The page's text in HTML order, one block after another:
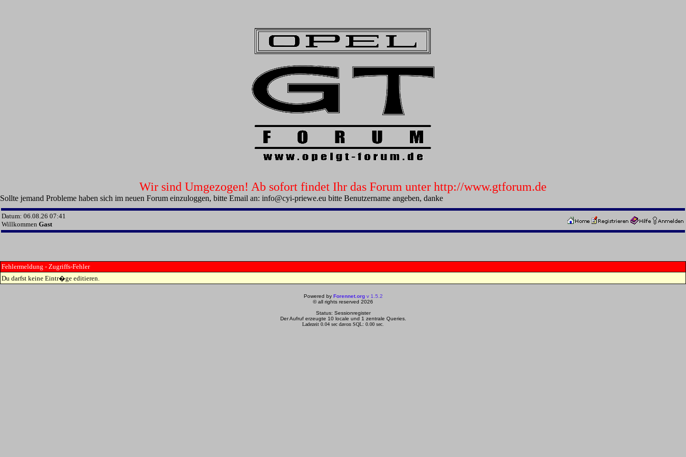
Wir sind Umgezogen! Ab sofort findet Ihr das Forum unter http://www.gtforum.de
Sollte jemand Probleme haben sich im neuen Forum einzuloggen, bitte Email an: info@cyi-priewe.eu bitte Benutzername angeben, danke
Datum: 06.08.26 07:41
Willkommen Gast
Fehlermeldung - Zugriffs-Fehler
Du darfst keine Eintr�ge editieren.
Powered by Forennet.org v 1.5.2
© all rights reserved 2026
Status: Sessionregister
Der Aufruf erzeugte 10 locale und 1 zentrale Queries.
Ladezeit 0.04 sec davon SQL: 0.00 sec.